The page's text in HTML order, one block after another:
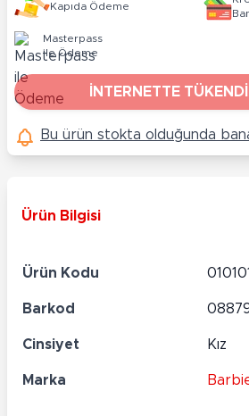
Kapıda Ödeme
Masterpass
ile Ödeme
İNTERNETTE TÜKENDİ
Bu ürün stokta olduğunda
Ürün Bilgisi
Ürün Kodu
Barkod
Cinsiyet Kız
Marka